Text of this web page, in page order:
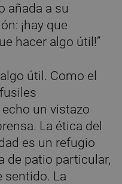
añada a su
¡hay que
hacer algo útil!”
útil. Como el
un vistazo
La ética del
es un refugio
de patio particular,
sentido. La